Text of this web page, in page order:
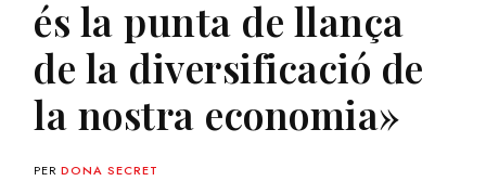
és la punta de llança
de la diversificació de
la nostra economia»
PER DONA SECRET